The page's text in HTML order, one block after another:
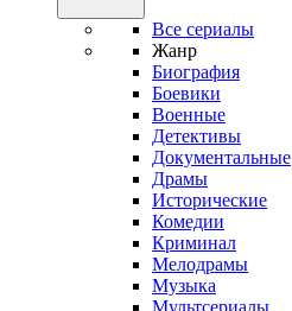
Все сериалы
Жанр
Биография
Боевики
Военные
Детективы
Документальные
Драмы
Исторические
Комедии
Криминал
Мелодрамы
Музыка
Мультсериалы